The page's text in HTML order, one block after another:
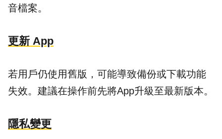
音檔案。
更新 App
若用戶仍使用舊版，可能導致備份或下載功能
失效。建議在操作前先將App升級至最新版本。
隱私變更